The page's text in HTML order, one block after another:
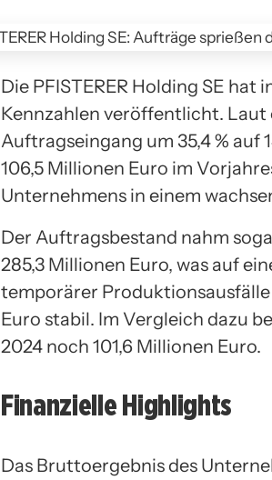
Die PFISTERER Holding SE
Kennzahlen veröffentlicht.
Auftragseingang um 35,4 % auf
106,5 Millionen Euro im
Unternehmens in einem
Der Auftragsbestand nahm
285,3 Millionen Euro, was auf
temporärer Produktionsausfälle
Euro stabil. Im Vergleich dazu
2024 noch 101,6 Millionen Euro.
Finanzielle Highlights
Das Bruttoergebnis des